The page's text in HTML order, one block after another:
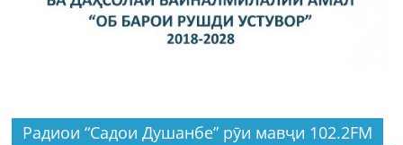
Радиои “Садои Душанбе” рӯи мавҷи 102.2FM